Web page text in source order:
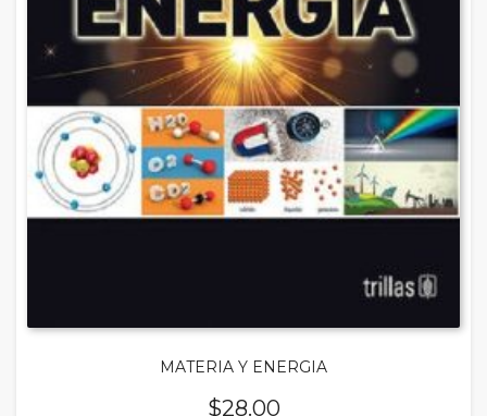
MATERIA Y ENERGIA
$28.00